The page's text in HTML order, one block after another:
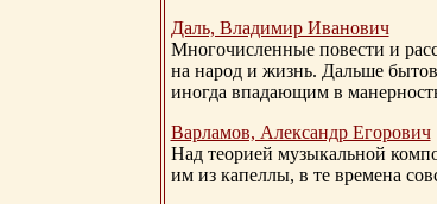
Даль, Владимир Иванович
Многочисленные повести и
на народ и жизнь. Дальше
иногда впадающим в
Варламов, Александр Егорович
Над теорией музыкальной
им из капеллы, в те времена